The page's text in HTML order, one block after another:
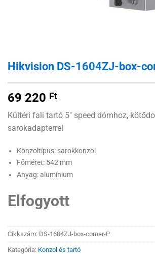
Hikvision DS-1604ZJ-box-
69 220 Ft
Kültéri fali tartó 5″ speed dómhoz,
sarokadapterrel
Konzoltípus: sarokkonzol
Főméret: 542 mm
Anyag: alumínium
Elfogyott
Cikkszám: DS-1604ZJ-box-corner-P
Kategória: Konzol és tartó